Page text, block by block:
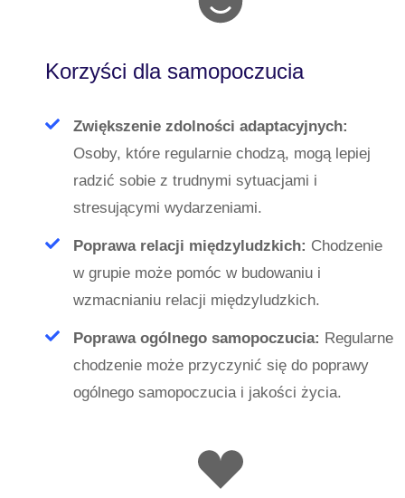
Korzyści dla samopoczucia
Zwiększenie zdolności adaptacyjnych:
Osoby, które regularnie chodzą, mogą lepiej
radzić sobie z trudnymi sytuacjami i
stresującymi wydarzeniami.
Poprawa relacji międzyludzkich: Chodzenie
w grupie może pomóc w budowaniu i
wzmacnianiu relacji międzyludzkich.
Poprawa ogólnego samopoczucia: Regularne
chodzenie może przyczynić się do poprawy
ogólnego samopoczucia i jakości życia.